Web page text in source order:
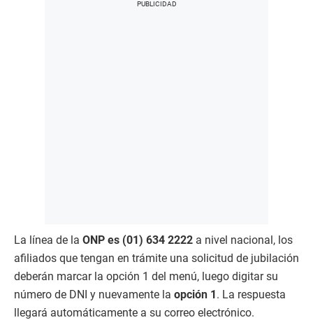
La línea de la ONP es (01) 634 2222 a nivel nacional, los
afiliados que tengan en trámite una solicitud de jubilación
deberán marcar la opción 1 del menú, luego digitar su
número de DNI y nuevamente la opción 1. La respuesta
llegará automáticamente a su correo electrónico.